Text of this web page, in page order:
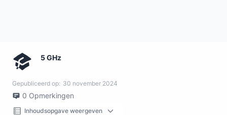
5 GHz
Gepubliceerd op: 30 november 2024
0 Opmerkingen
Inhoudsopgave weergeven